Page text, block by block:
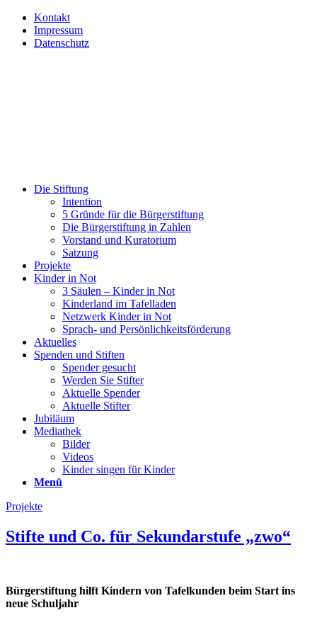
Kontakt
Impressum
Datenschutz
Die Stiftung
Intention
5 Gründe für die Bürgerstiftung
Die Bürgerstiftung in Zahlen
Vorstand und Kuratorium
Satzung
Projekte
Kinder in Not
3 Säulen – Kinder in Not
Kinderland im Tafelladen
Netzwerk Kinder in Not
Sprach- und Persönlichkeits­förderung
Aktuelles
Spenden und Stiften
Spender gesucht
Werden Sie Stifter
Aktuelle Spender
Aktuelle Stifter
Jubiläum
Mediathek
Bilder
Videos
Kinder singen für Kinder
Menü
Projekte
Stifte und Co. für Sekundarstufe „zwo“
Bürgerstiftung hilft Kindern von Tafelkunden beim Start ins
neue Schuljahr